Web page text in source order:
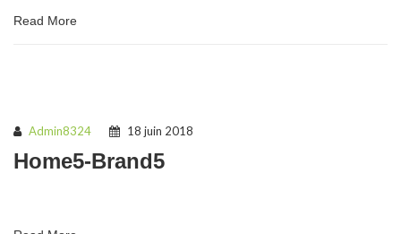
Read More
Admin8324 18 juin 2018
Home5-Brand5